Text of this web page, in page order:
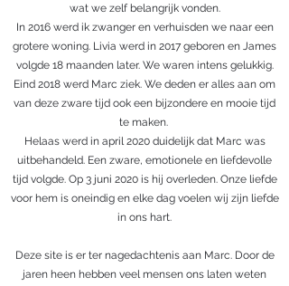
wat we zelf belangrijk vonden.
In 2016 werd ik zwanger en verhuisden we naar een
grotere woning. Livia werd in 2017 geboren en James
volgde 18 maanden later. We waren intens gelukkig.
Eind 2018 werd Marc ziek. We deden er alles aan om
van deze zware tijd ook een bijzondere en mooie tijd
te maken.
Helaas werd in april 2020 duidelijk dat Marc was
uitbehandeld. Een zware, emotionele en liefdevolle
tijd volgde. Op 3 juni 2020 is hij overleden. Onze liefde
voor hem is oneindig en elke dag voelen wij zijn liefde
in ons hart.
Deze site is er ter nagedachtenis aan Marc. Door de
jaren heen hebben veel mensen ons laten weten